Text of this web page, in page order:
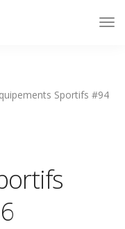
Sportifs #94